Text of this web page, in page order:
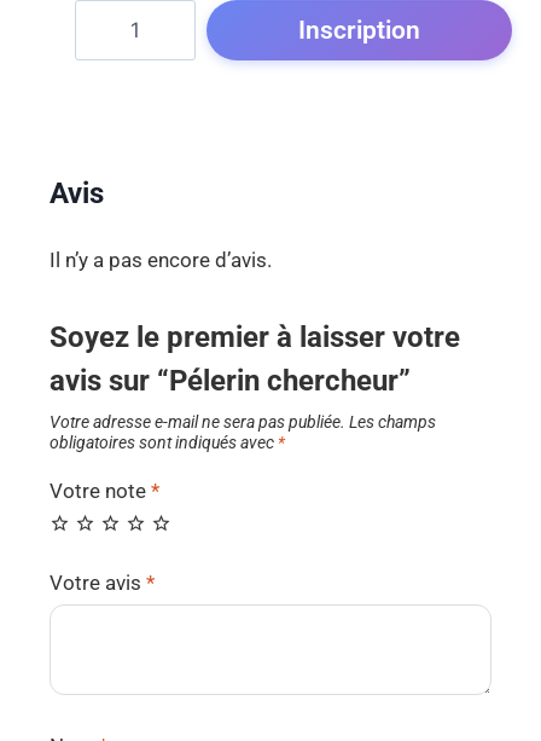
Inscription
Avis
Il n’y a pas encore d’avis.
Soyez le premier à laisser votre
avis sur “Pélerin chercheur”
Votre adresse e-mail ne sera pas publiée. Les champs
obligatoires sont indiqués avec *
Votre note *
Votre avis *